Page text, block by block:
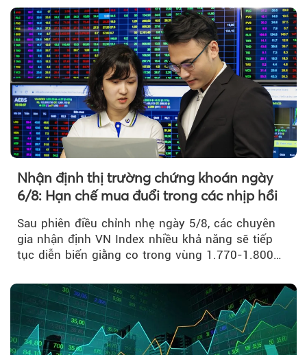
Theo
Nhận định thị trường chứng khoán ngày
6/8: Hạn chế mua đuổi trong các nhịp hồi
Sau phiên điều chỉnh nhẹ ngày 5/8, các chuyên
gia nhận định VN Index nhiều khả năng sẽ tiếp
tục diễn biến giằng co trong vùng 1.770-1.800